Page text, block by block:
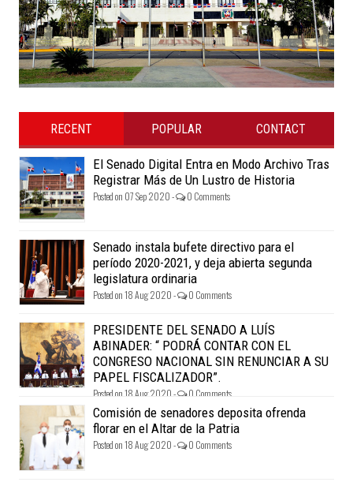
RECENT POPULAR CONTACT
El Senado Digital Entra en Modo Archivo Tras
Registrar Más de Un Lustro de Historia
Posted on 07 Sep 2020 - 0 Comments
Senado instala bufete directivo para el
período 2020-2021, y deja abierta segunda
legislatura ordinaria
Posted on 18 Aug 2020 - 0 Comments
PRESIDENTE DEL SENADO A LUÍS
ABINADER: “ PODRÁ CONTAR CON EL
CONGRESO NACIONAL SIN RENUNCIAR A SU
PAPEL FISCALIZADOR”.
Posted on 18 Aug 2020 - 0 Comments
Comisión de senadores deposita ofrenda
florar en el Altar de la Patria
Posted on 18 Aug 2020 - 0 Comments